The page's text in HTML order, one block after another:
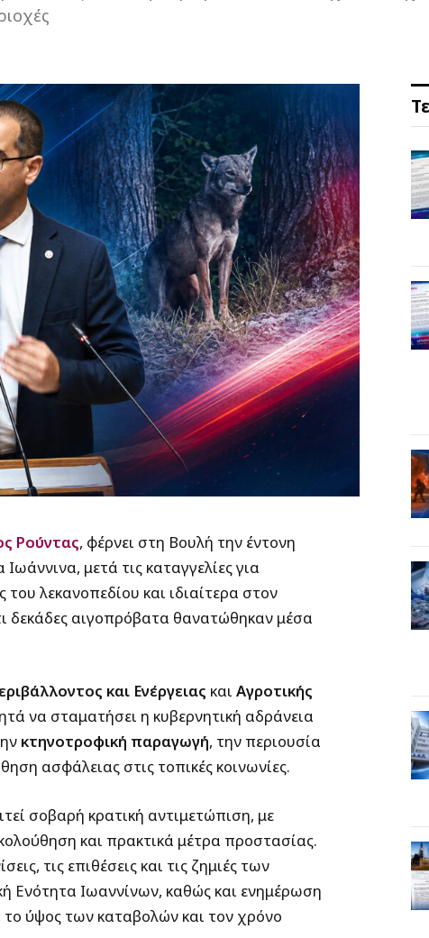
Ρούντας, φέρνει στη Βουλή την έντονη
μετά τις καταγγελίες για
του λεκανοπεδίου και ιδιαίτερα στον
δεκάδες αιγοπρόβατα θανατώθηκαν μέσα
και Ενέργειας και Αγροτικής
να σταματήσει η κυβερνητική αδράνεια
κτηνοτροφική παραγωγή, την περιουσία
ασφάλειας στις τοπικές κοινωνίες.
σοβαρή κρατική αντιμετώπιση, με
και πρακτικά μέτρα προστασίας.
τις επιθέσεις και τις ζημιές των
Ενότητα Ιωαννίνων, καθώς και ενημέρωση
το ύψος των καταβολών και τον χρόνο